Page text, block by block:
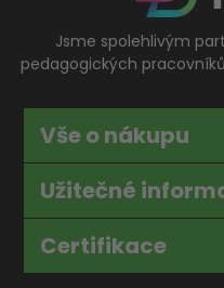
Jsme spolehlivým
pedagogických
Vše o nákupu
Užitečné
Certifikace